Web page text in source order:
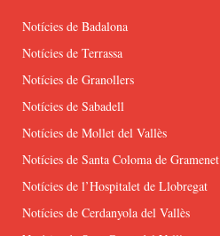
Notícies de Badalona
Notícies de Terrassa
Notícies de Granollers
Notícies de Sabadell
Notícies de Mollet del Vallès
Notícies de Santa Coloma de Gramenet
Notícies de l’Hospitalet de Llobregat
Notícies de Cerdanyola del Vallès